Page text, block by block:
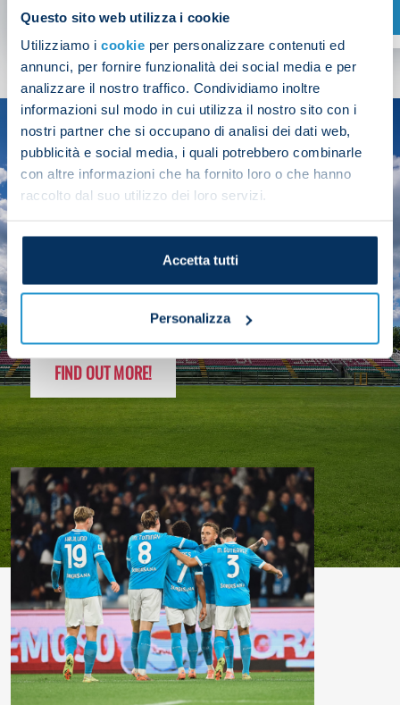
Questo sito web utilizza i cookie
Utilizziamo i cookie per personalizzare contenuti ed
annunci, per fornire funzionalità dei social media e per
analizzare il nostro traffico. Condividiamo inoltre
informazioni sul modo in cui utilizza il nostro sito con i
nostri partner che si occupano di analisi dei dati web,
pubblicità e social media, i quali potrebbero combinarle
con altre informazioni che ha fornito loro o che hanno
raccolto dal suo utilizzo dei loro servizi.
Accetta tutti
Personalizza
SHOP NOW
SEASON
2025/26
FOLLOW THE CHAMPS' JOURNEY
FIND OUT MORE!